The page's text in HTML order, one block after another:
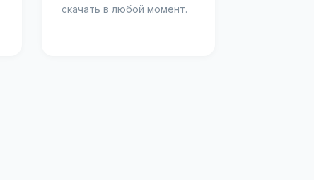
скачать в любой момент.